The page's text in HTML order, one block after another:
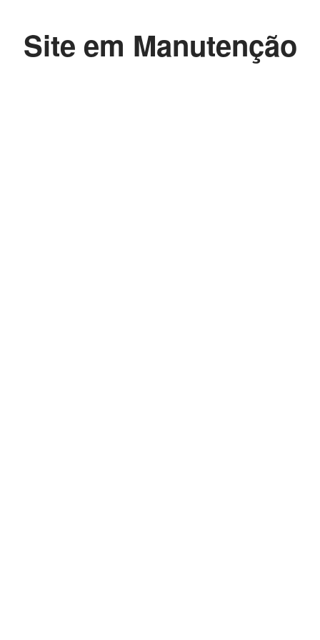
Site em Manutenção